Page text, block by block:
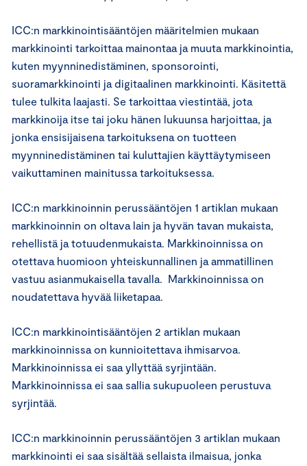
ICC:n markkinointisääntöjen määritelmien mukaan
markkinointi tarkoittaa mainontaa ja muuta markkinointia,
kuten myynninedistäminen, sponsorointi,
suoramarkkinointi ja digitaalinen markkinointi. Käsitettä
tulee tulkita laajasti. Se tarkoittaa viestintää, jota
markkinoija itse tai joku hänen lukuunsa harjoittaa, ja
jonka ensisijaisena tarkoituksena on tuotteen
myynninedistäminen tai kuluttajien käyttäytymiseen
vaikuttaminen mainitussa tarkoituksessa.
ICC:n markkinoinnin perussääntöjen 1 artiklan mukaan
markkinoinnin on oltava lain ja hyvän tavan mukaista,
rehellistä ja totuudenmukaista. Markkinoinnissa on
otettava huomioon yhteiskunnallinen ja ammatillinen
vastuu asianmukaisella tavalla. Markkinoinnissa on
noudatettava hyvää liiketapaa.
ICC:n markkinointisääntöjen 2 artiklan mukaan
markkinoinnissa on kunnioitettava ihmisarvoa.
Markkinoinnissa ei saa yllyttää syrjintään.
Markkinoinnissa ei saa sallia sukupuoleen perustuva
syrjintää.
ICC:n markkinoinnin perussääntöjen 3 artiklan mukaan
markkinointi ei saa sisältää sellaista ilmaisua, jonka